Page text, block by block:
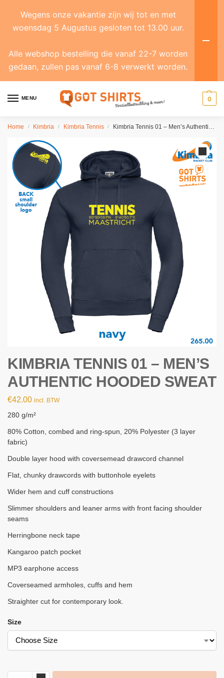
MENU 0
Home / Kimbria / Kimbria Tennis / Kimbria Tennis 01 – Men’s Authentic Hooded Sweat
KIMBRIA TENNIS 01 – MEN’S
AUTHENTIC HOODED SWEAT
€42.00 incl. BTW
280 g/m²
80% Cotton, combed and ring-spun, 20% Polyester (3 layer
fabric)
Double layer hood with coversemead drawcord channel
Flat, chunky drawcords with buttonhole eyelets
Wider hem and cuff constructions
Slimmer shoulders and leaner arms with front facing shoulder
seams
Herringbone neck tape
Kangaroo patch pocket
MP3 earphone access
Coverseamed armholes, cuffs and hem
Straighter cut for contemporary look.
Size
Wegens onze vakantie zijn wij tot en met
woensdag 5 Augustus gesloten tot 13.00 uur.
Alle webshop bestelling die vanaf 22-7 worden
gedaan, zullen pas vanaf 6-8 verwerkt worden.